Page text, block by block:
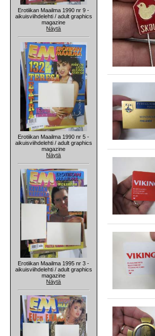
Erotiikan Maailma 1990 nr 9 -
aikuisviihdelehti / adult graphics
magazine
Näytä
Erotiikan Maailma 1990 nr 5 -
aikuisviihdelehti / adult graphics
magazine
Näytä
Erotiikan Maailma 1995 nr 3 -
aikuisviihdelehti / adult graphics
magazine
Näytä